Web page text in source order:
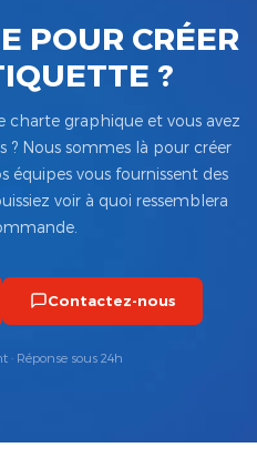
POUR CRÉER
?
charte graphique et vous avez
? Nous sommes là pour créer
équipes vous fournissent des
voir à quoi ressemblera
Contactez-nous
Réponse sous 24h